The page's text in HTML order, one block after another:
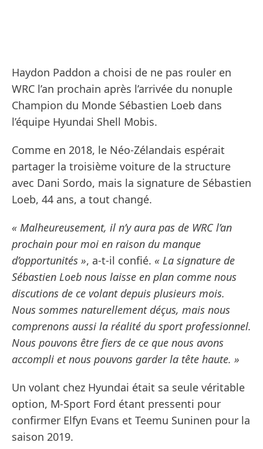
Haydon Paddon a choisi de ne pas rouler en
WRC l’an prochain après l’arrivée du nonuple
Champion du Monde Sébastien Loeb dans
l’équipe Hyundai Shell Mobis.
Comme en 2018, le Néo-Zélandais espérait
partager la troisième voiture de la structure
avec Dani Sordo, mais la signature de Sébastien
Loeb, 44 ans, a tout changé.
« Malheureusement, il n’y aura pas de WRC l’an
prochain pour moi en raison du manque
d’opportunités », a-t-il confié. « La signature de
Sébastien Loeb nous laisse en plan comme nous
discutions de ce volant depuis plusieurs mois.
Nous sommes naturellement déçus, mais nous
comprenons aussi la réalité du sport professionnel.
Nous pouvons être fiers de ce que nous avons
accompli et nous pouvons garder la tête haute. »
Un volant chez Hyundai était sa seule véritable
option, M-Sport Ford étant pressenti pour
confirmer Elfyn Evans et Teemu Suninen pour la
saison 2019.